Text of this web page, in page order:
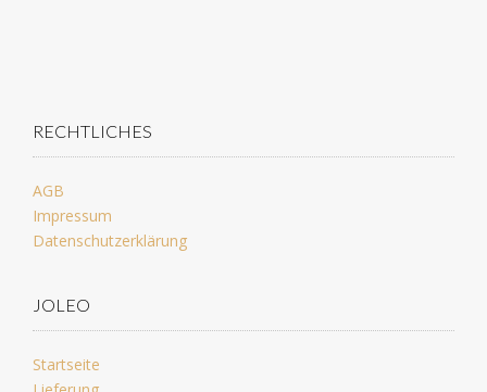
RECHTLICHES
AGB
Impressum
Datenschutzerklärung
JOLEO
Startseite